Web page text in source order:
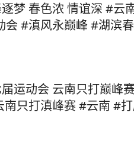
峰赛 #云南
省第十七届运动会
赛，打磨秋的快乐感
南只打滇峰赛 #云南 #